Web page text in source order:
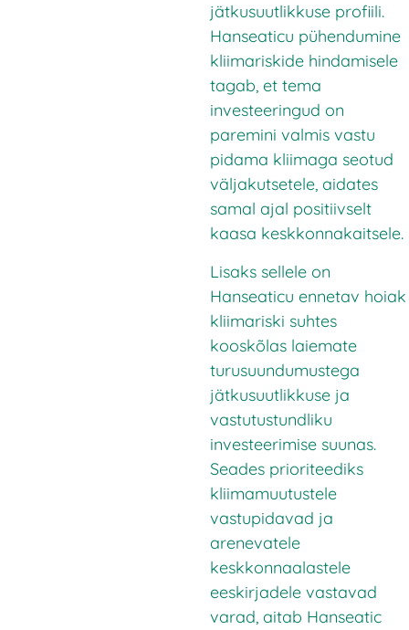
jätkusuutlikkuse profiili.
Hanseaticu pühendumine
kliimariskide hindamisele
tagab, et tema
investeeringud on
paremini valmis vastu
pidama kliimaga seotud
väljakutsetele, aidates
samal ajal positiivselt
kaasa keskkonnakaitsele.
Lisaks sellele on
Hanseaticu ennetav hoiak
kliimariski suhtes
kooskõlas laiemate
turusuundumustega
jätkusuutlikkuse ja
vastutustundliku
investeerimise suunas.
Seades prioriteediks
kliimamuutustele
vastupidavad ja
arenevatele
keskkonnaalastele
eeskirjadele vastavad
varad, aitab Hanseatic